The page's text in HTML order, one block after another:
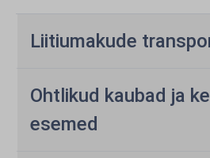
Liitiumakude
Ohtlikud kaubad ja
esemed